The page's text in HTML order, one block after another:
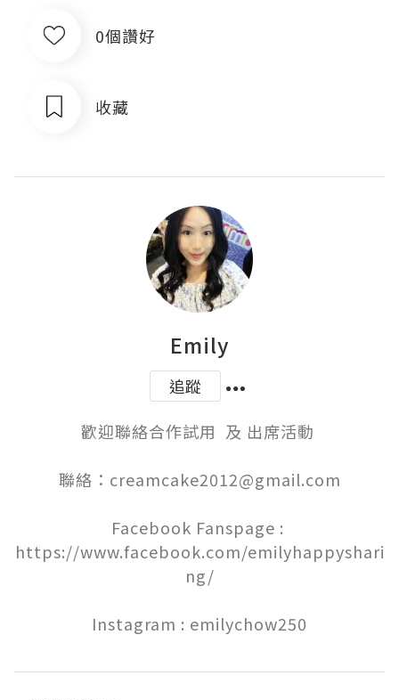
0個讚好
收藏
Emily
追蹤
歡迎聯絡合作試用  及 出席活動
聯絡：creamcake2012@gmail.com
Facebook Fanspage :
https://www.facebook.com/emilyhappyshari
ng/
Instagram : emilychow250